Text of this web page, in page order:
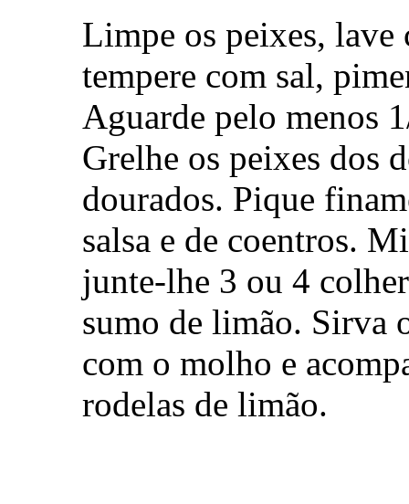
Limpe os peixes, lave
tempere com sal,
Aguarde pelo menos
Grelhe os peixes dos
dourados. Pique
salsa e de coentros.
junte-lhe 3 ou 4
sumo de limão. Sirva
com o molho e
rodelas de limão.